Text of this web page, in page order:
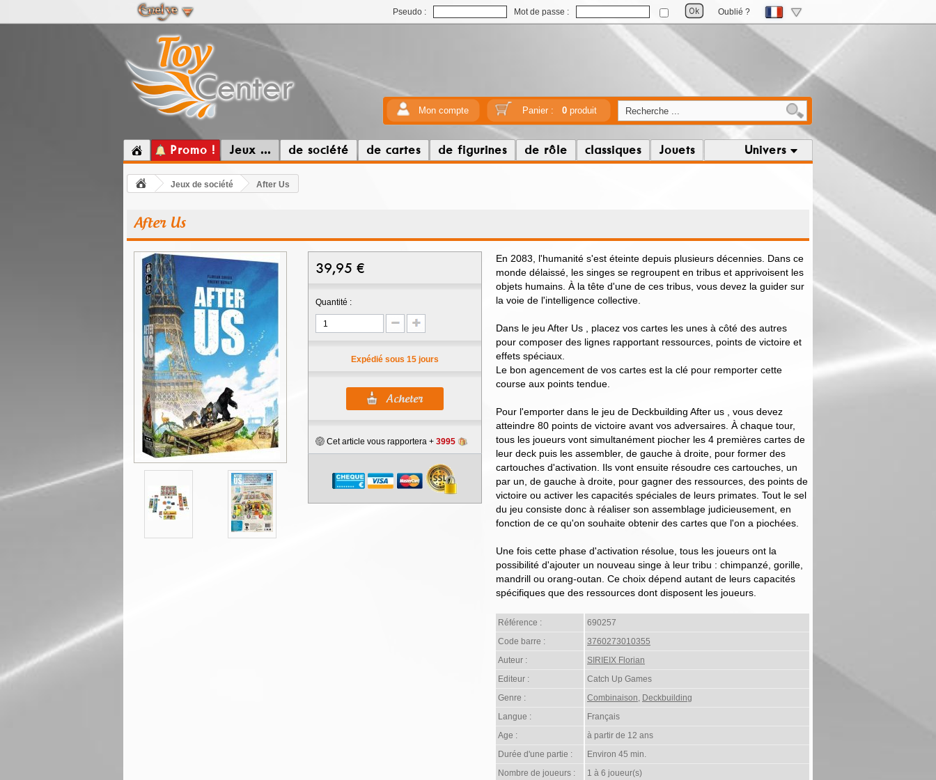
Pseudo : Mot de passe : Oublié ?
Mon compte Panier : 0produit
Promo ! Jeux ... de société de cartes de figurines de rôle classiques Jouets Univers
Jeux de société After Us
After Us
39,95 €
Quantité :
Expédié sous 15 jours
Cet article vous rapportera + 3995
En 2083, l'humanité s'est éteinte depuis plusieurs décennies. Dans ce
monde délaissé, les singes se regroupent en tribus et apprivoisent les
objets humains. À la tête d'une de ces tribus, vous devez la guider sur
la voie de l'intelligence collective.
Dans le jeu After Us , placez vos cartes les unes à côté des autres
pour composer des lignes rapportant ressources, points de victoire et
effets spéciaux.
Le bon agencement de vos cartes est la clé pour remporter cette
course aux points tendue.
Pour l'emporter dans le jeu de Deckbuilding After us , vous devez
atteindre 80 points de victoire avant vos adversaires. À chaque tour,
tous les joueurs vont simultanément piocher les 4 premières cartes de
leur deck puis les assembler, de gauche à droite, pour former des
cartouches d'activation. Ils vont ensuite résoudre ces cartouches, un
par un, de gauche à droite, pour gagner des ressources, des points de
victoire ou activer les capacités spéciales de leurs primates. Tout le sel
du jeu consiste donc à réaliser son assemblage judicieusement, en
fonction de ce qu'on souhaite obtenir des cartes que l'on a piochées.
Une fois cette phase d'activation résolue, tous les joueurs ont la
possibilité d'ajouter un nouveau singe à leur tribu : chimpanzé, gorille,
mandrill ou orang-outan. Ce choix dépend autant de leurs capacités
spécifiques que des ressources dont disposent les joueurs.
Référence :
690257
Code barre :
3760273010355
Auteur :
SIRIEIX Florian
Editeur :
Catch Up Games
Genre :
Combinaison, Deckbuilding
Langue :
Français
Age :
à partir de 12 ans
Durée d'une partie :
Environ 45 min.
Nombre de joueurs :
1 à 6 joueur(s)